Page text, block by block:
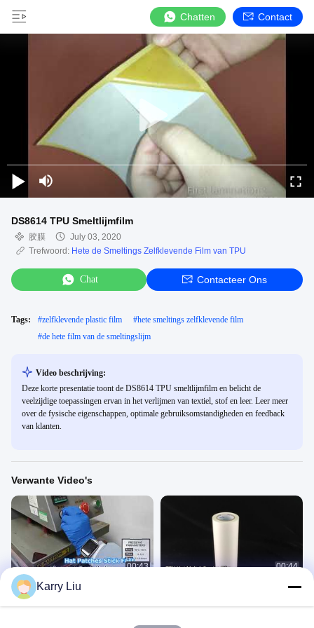
Chatten Contact
DS8614 TPU Smeltlijmfilm
胶膜
July 03, 2020
Trefwoord: Hete de Smeltings Zelfklevende Film van TPU
Chat Contacteer Ons
Tags: #zelfklevende plastic film #hete smeltings zelfklevende film
#de hete film van de smeltingslijm
Video beschrijving:
Deze korte presentatie toont de DS8614 TPU smeltlijmfilm en belicht de
veelzijdige toepassingen ervan in het verlijmen van textiel, stof en leer. Leer meer
over de fysische eigenschappen, optimale gebruiksomstandigheden en feedback
van klanten.
Verwante Video's
00:43
TPU warm gesmolten
kleeffilmbindingspleisters
00:44
Karry Liu